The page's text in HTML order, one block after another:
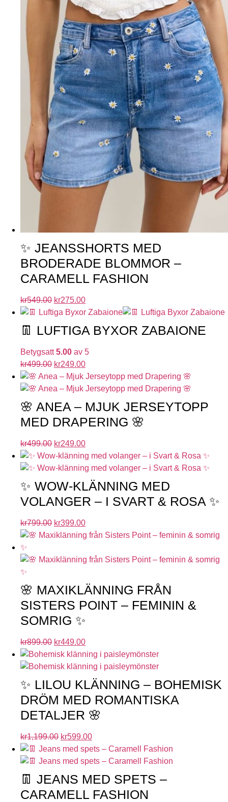
✨ JEANSSHORTS MED
BRODERADE BLOMMOR –
CARAMELL FASHION
kr549.00 kr275.00
👖 LUFTIGA BYXOR ZABAIONE
Betygsatt5.00 av 5
kr499.00 kr249.00
🌸 ANEA – MJUK JERSEYTOPP
MED DRAPERING 🌸
kr499.00 kr249.00
✨ WOW-KLÄNNING MED
VOLANGER – I SVART & ROSA ✨
kr799.00 kr399.00
🌸 MAXIKLÄNNING FRÅN
SISTERS POINT – FEMININ &
SOMRIG ✨
kr899.00 kr449.00
✨ LILOU KLÄNNING – BOHEMISK
DRÖM MED ROMANTISKA
DETALJER 🌸
kr1,199.00 kr599.00
👖 JEANS MED SPETS –
CARAMELL FASHION